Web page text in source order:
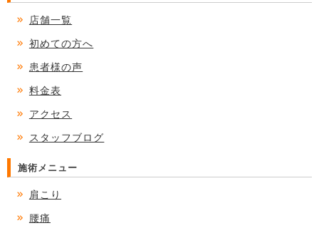
店舗一覧
初めての方へ
患者様の声
料金表
アクセス
スタッフブログ
施術メニュー
肩こり
腰痛